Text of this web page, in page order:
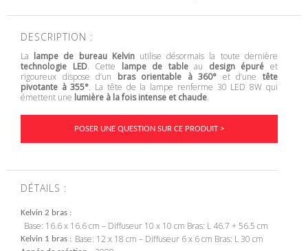
DESCRIPTION :
La lampe de bureau Kelvinutilise désormais la toute dernière
technologie LED. Cette lampe de tableau design épuré et
rigoureux dispose d’un bras orientable à 360° et d’une tête
pivotante à 355°. La tête de la lampe renferme 30 LED 8W qui
émettent une lumière à la fois intense et chaude.
POSER UNE QUESTION SUR CE PRODUIT >
DÉTAILS :
Kelvin 2 bras
Base: 16.6 x 16.6 cm – Diffuseur 10 x 10 cm Bras: L 46.7 + 56.5 cm
Kelvin 1 bras Base: 12 x 18 cm – Diffuseur 6 x 6 cm Bras: L 30 cm